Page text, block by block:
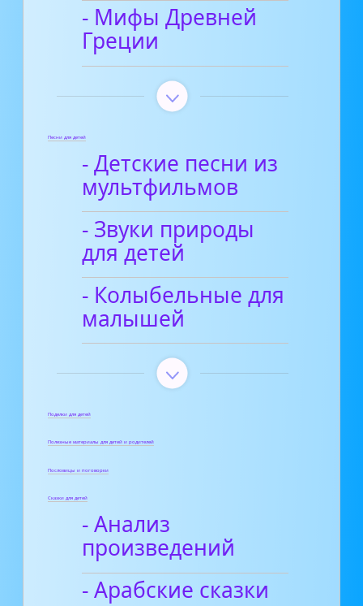
- Мифы Древней
Греции
Песни для детей
- Детские песни из
мультфильмов
- Звуки природы
для детей
- Колыбельные для
малышей
Поделки для детей
Полезные материалы для детей и родителей
Пословицы и поговорки
Сказки для детей
- Анализ
произведений
- Арабские сказки